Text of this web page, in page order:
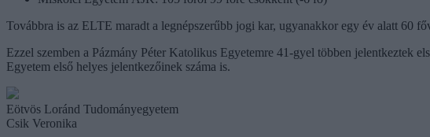
Továbbra is az ELTE maradt a legnépszerűbb jogi kar, ugyanakkor egy év alatt 60
Ezzel szemben a Pázmány Péter Katolikus Egyetemre 41-gyel többen jelentkeztek
Egyetem első helyes jelentkezőinek száma is.
Eötvös Loránd Tudományegyetem
Csik Veronika